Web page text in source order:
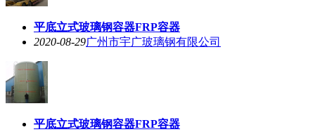
平底立式玻璃钢容器FRP容器
2020-08-29广州市宇广玻璃钢有限公司
平底立式玻璃钢容器FRP容器